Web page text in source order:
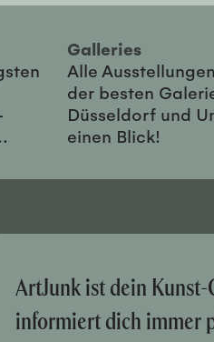
Galleries
Alle
der besten
Düsseldorf und
einen Blick!
ArtJunk ist dein
informiert dich immer